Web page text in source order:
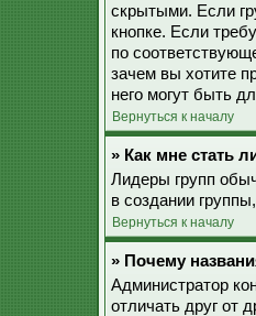
скрытыми. Если
кнопке. Если
по
зачем вы хотите
него могут быть
Вернуться к началу
» Как мне стать
Лидеры групп
в создании
Вернуться к началу
» Почему
Администратор
отличать друг от